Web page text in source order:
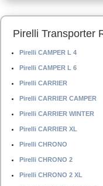
Pirelli Transporter
Pirelli CAMPER L 4
Pirelli CAMPER L 6
Pirelli CARRIER
Pirelli CARRIER CAMPER
Pirelli CARRIER WINTER
Pirelli CARRIER XL
Pirelli CHRONO
Pirelli CHRONO 2
Pirelli CHRONO 2 XL